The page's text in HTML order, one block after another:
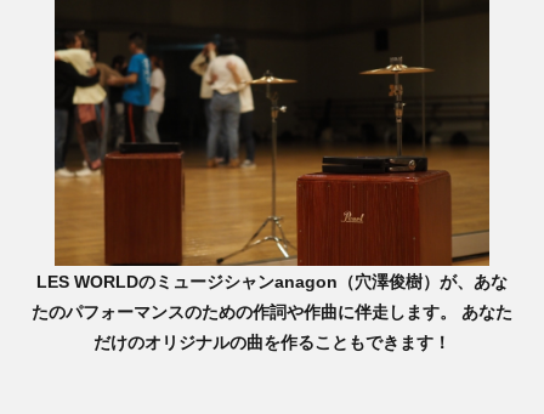
LES WORLDのミュージシャンanagon（穴澤俊樹）が、あな
たのパフォーマンスのための作詞や作曲に伴走します。 あなた
だけのオリジナルの曲を作ることもできます！